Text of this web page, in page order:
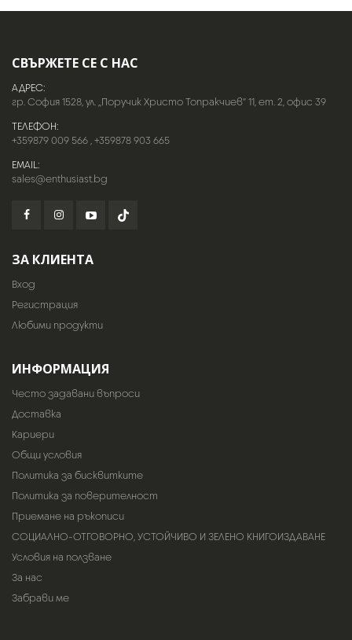
СВЪРЖЕТЕ СЕ С НАС
АДРЕС:
гр. София 1528, ул. „Поручик Христо Топракчиев“ 11, ет. 2, офис 39
ТЕЛЕФОН:
+359879 009 566,+359878 903 665
EMAIL:
sales@enthusiast.bg
ЗА КЛИЕНТА
Вход
Регистрация
Любими продукти
ИНФОРМАЦИЯ
Често задавани въпроси
Доставка
Кариери
Общи условия
Политика за бисквитките
Политика за поверителност
Приемане на ръкописи
СОЦИАЛНО-ОТГОВОРНО, УСТОЙЧИВО И ЗЕЛЕНО КНИГОИЗДАВАНЕ
Условия на ползване
За нас
Забрави ме